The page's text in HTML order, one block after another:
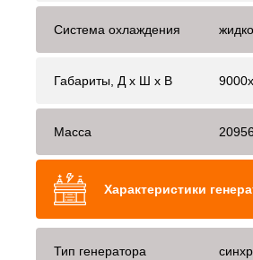
Система охлаждения
Габариты, Д x Ш x В
Масса 20956
Характеристики
Тип генератора